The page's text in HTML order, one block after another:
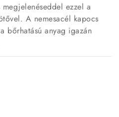
ezzel a
A nemesacél kapocs
bőrhatású anyag igazán